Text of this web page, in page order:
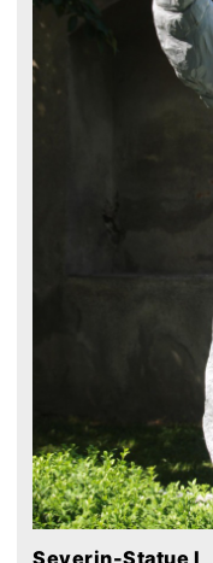
Severin-Statue I